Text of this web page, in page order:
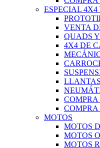
ESPECIAL 4X4
VENTA
QUADS
4X4 DE
LLANTAS
COMPRA
MOTOS
MOTOS
MOTOS
MOTOS R